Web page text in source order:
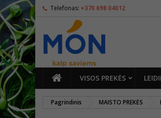
Telefonas: +370 698 04012
PAGRINDINIS
VISOS PREKĖS
Pagrindinis MAISTO PREKĖS